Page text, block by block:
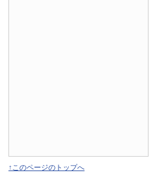
↑このページのトップへ